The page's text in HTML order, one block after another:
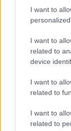
I want to
I want to
related to
device
I want to
related to
I want to
related to